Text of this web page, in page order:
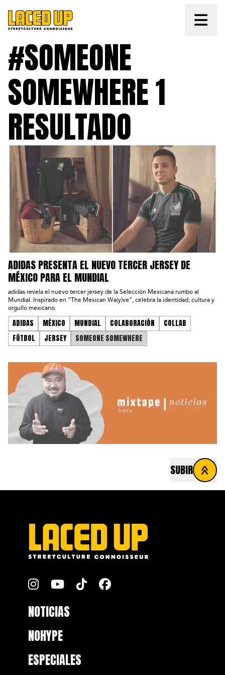
#SOMEONE
SOMEWHERE 1
RESULTADO
ADIDAS PRESENTA EL NUEVO TERCER JERSEY DE
MÉXICO PARA EL MUNDIAL
adidas revela el nuevo tercer jersey de la Selección Mexicana rumbo al
Mundial. Inspirado en “The Mexican Wa(y)ve”, celebra la identidad, cultura y
orgullo mexicano.
ADIDAS MÉXICO MUNDIAL COLABORACIÓN
COLLAB
FÚTBOL
JERSEY SOMEONE SOMEWHERE
SUBIR
NOTICIAS
NOHYPE
ESPECIALES